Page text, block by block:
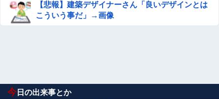
【悲報】建築デザイナーさん「良いデザインとは
こういう事だ」→画像
今 日の出来事とか